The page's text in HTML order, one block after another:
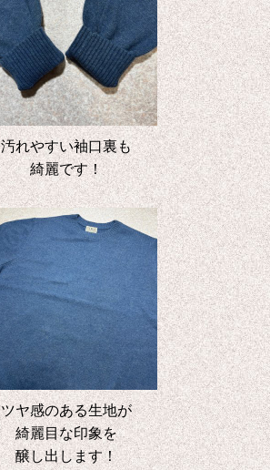
汚れやすい袖口裏も
綺麗です！
ツヤ感のある生地が
綺麗目な印象を
醸し出します！